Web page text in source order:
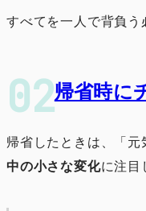
すべてを一人で背負う
帰省時に
帰省したときは、「元
中の小さな変化に注目